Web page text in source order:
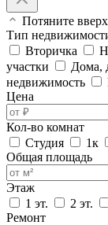
Потяните
Тип
Вторичка
участки
Дома,
недвижимость
Цена
Кол-во комнат
Студия
1к
Общая площадь
Этаж
1 эт.
2 эт.
Ремонт